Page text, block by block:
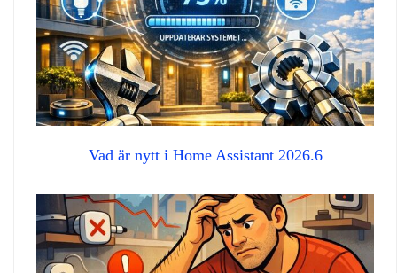
Vad är nytt i Home Assistant 2026.6